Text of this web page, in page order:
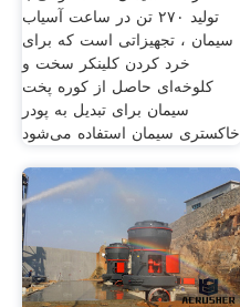
تولید ۲۷۰ تن در ساعت آسیاب
سیمان ، تجهیزاتی است که برای
خرد کردن کلینکر سخت و
کلوخه‌ای حاصل از کوره پخت
سیمان برای تبدیل به پودر
خاکستری سیمان استفاده می‌شود